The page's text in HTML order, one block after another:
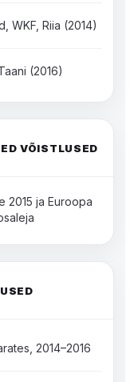
WKF, Riia (2014)
(2016)
VÕISTLUSED
2015 ja Euroopa
2014–2016